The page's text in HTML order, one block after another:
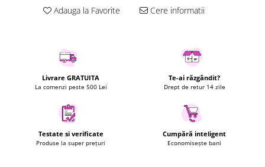
Electrocasnice & Climatizare
Accesorii si piese masini spalat
Aparate Frigorifice
Aparate Racire Aer
Aragaze si cuptoare cu microunde
Climatizare & sisteme de incalzire
Electrocasnice pentru Bucatarie
Adauga la Favorite Cere informatii
Livrare GRATUITA
La comenzi peste 500 Lei
Te-ai răzgândit?
Drept de retur 14 zile
Testate si verificate
Produse la super prețuri
Cumpără inteligent
Economisește bani